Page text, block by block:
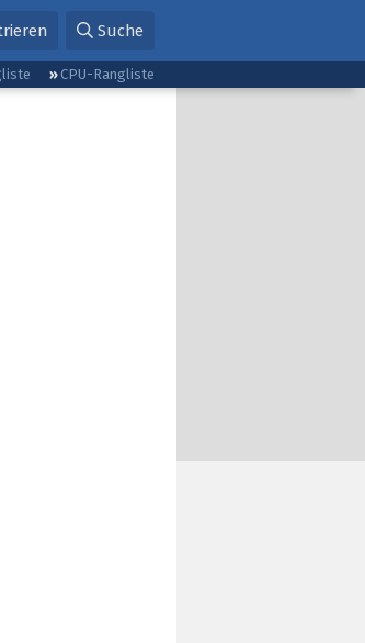
Suche
CPU-Rangliste